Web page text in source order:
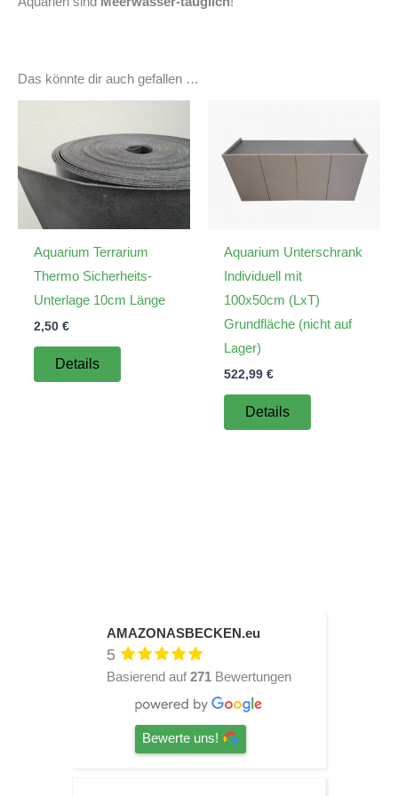
Das könnte dir auch gefallen …
Aquarium Terrarium
Thermo Sicherheits-
Unterlage 10cm Länge
2,50 €
Details
Aquarium Unterschrank
Individuell mit
100x50cm (LxT)
Grundfläche (nicht auf
Lager)
522,99 €
Details
AMAZONASBECKEN.eu
5
Basierend auf 271 Bewertungen
Bewerte uns!